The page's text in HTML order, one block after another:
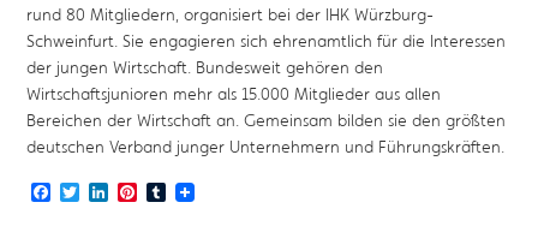
rund 80 Mitgliedern, organisiert bei der IHK Würzburg-
Schweinfurt. Sie engagieren sich ehrenamtlich für die Interessen
der jungen Wirtschaft. Bundesweit gehören den
Wirtschaftsjunioren mehr als 15.000 Mitglieder aus allen
Bereichen der Wirtschaft an. Gemeinsam bilden sie den größten
deutschen Verband junger Unternehmern und Führungskräften.
Facebook
TwitterLinkedIn
Pinterest
Tumblr